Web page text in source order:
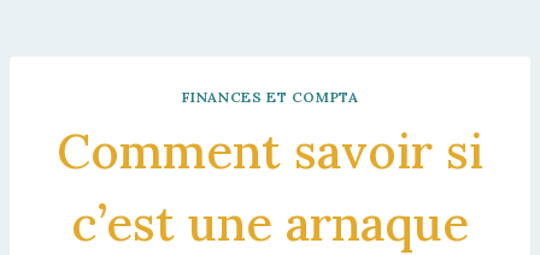
FINANCES ET COMPTA
Comment savoir si
c’est une arnaque